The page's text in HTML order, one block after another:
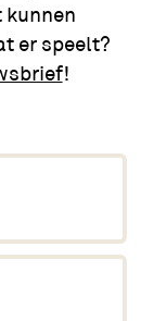
kunnen
er speelt?
!